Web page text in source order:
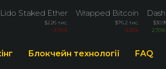
Lido Staked Ether
$2.26 тис.
-3.76%
Wrapped Bitcoin
$76.2 тис.
-3.26%
Dash
$30.9
2.70%
Блокчейн технології FAQ